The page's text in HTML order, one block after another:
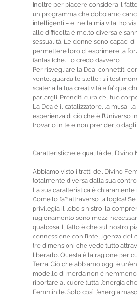
Inoltre per piacere considera il
un programma che dobbiamo
intelligenti – e, nella mia vita, ho
alle difficoltà è molto diversa e
sessualità. Le donne sono capaci
permettere loro di esprimere la
fantastiche. Lo credo davvero.
Per risvegliare la Dea, connettiti
vento, guarda le stelle : sii
scatena la tua creatività e fa’
parlargli. Prenditi cura del tuo
La Dea è il catalizzatore, la musa,
esperienza di ciò che è l’Universo
trovarlo in te e non prenderlo dagli
Caratteristiche e qualità del Divino
Abbiamo visto i tratti del Divino
totalmente diversa dalla sua
La sua caratteristica è
Come lo fa? attraverso la logica!
privilegia il lobo sinistro, la
ragionamento sono mezzi
qualcosa. Il fatto è che sul nostro
connessione con l’intelligenza del
tre dimensioni che vede tutto
liberarlo. Questa è la ragione per
Terra. Ciò che abbiamo oggi è
modello di merda non è nemmeno
riportare al cuore tutta l’energia
Femminile. Solo così l’energia